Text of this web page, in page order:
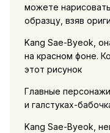
можете
образцу, взяв
Kang Sae-Byeok,
на красном фоне.
этот рисунок
Главные
и галстуках-
Kang Sae-Byeok,